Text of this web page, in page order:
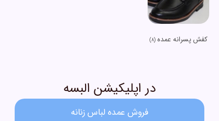
کفش پسرانه عمده (8)
در اپلیکیشن البسه
فروش عمده لباس زنانه​